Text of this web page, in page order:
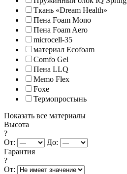
Ткань «Dream Health»
Пена Foam Mono
Пена Foam Aero
microcell-35
материал Ecofoam
Comfo Gel
Пена LLQ
Memo Flex
Foxe
Термопростынь
Показать все материалы
Высота
?
От:
До:
Гарантия
?
От: